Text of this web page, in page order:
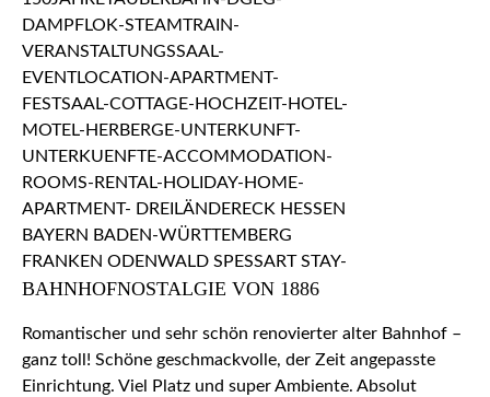
BAHNHOFNOSTALGIE VON 1886
Romantischer und sehr schön renovierter alter Bahnhof –
ganz toll! Schöne geschmackvolle, der Zeit angepasste
Einrichtung. Viel Platz und super Ambiente. Absolut